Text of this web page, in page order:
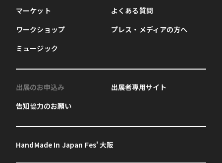
マーケット
ワークショップ
ミュージック
よくある質問
プレス・メディアの方へ
出展のお申込み
告知協力のお願い
出展者専用サイト
HandMade In Japan Fes' 大阪